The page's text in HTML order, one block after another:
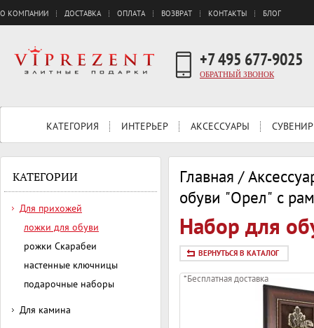
О КОМПАНИИ ДОСТАВКА ОПЛАТА ВОЗВРАТ КОНТАКТЫ БЛОГ
+7 495 677-9025
ОБРАТНЫЙ ЗВОНОК
КАТЕГОРИЯ ИНТЕРЬЕР АКСЕССУАРЫ
Главная /
обуви "Орел" с
Набор для
ВЕРНУТЬСЯ В КАТАЛОГ
*Бесплатная доставка
КАТЕГОРИИ
Для прихожей
ложки для обуви
рожки Скарабеи
настенные ключницы
подарочные наборы
Для камина